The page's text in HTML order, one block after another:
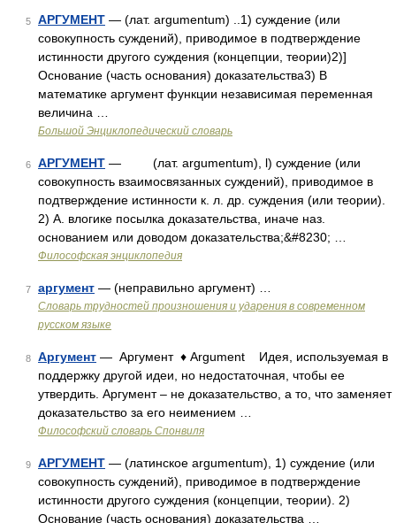
5 АРГУМЕНТ — (лат. argumentum) ..1) суждение (или
совокупность суждений), приводимое в подтверждение
истинности другого суждения (концепции, теории)2)]
Основание (часть основания) доказательства3) В
математике аргумент функции независимая переменная
величина …
Большой Энциклопедический словарь
6 АРГУМЕНТ — (лат. argumentum), l) суждение (или
совокупность взаимосвязанных суждений), приводимое в
подтверждение истинности к. л. др. суждения (или теории).
2) А. влогике посылка доказательства, иначе наз.
основанием или доводом доказательства;&#8230; …
Философская энциклопедия
7 аргумент — (неправильно аргумент) …
Словарь трудностей произношения и ударения в современном
русском языке
8 Аргумент — Аргумент ♦ Argument Идея, используемая в
поддержку другой идеи, но недостаточная, чтобы ее
утвердить. Аргумент – не доказательство, а то, что заменяет
доказательство за его неимением …
Философский словарь Спонвиля
9 АРГУМЕНТ — (латинское argumentum), 1) суждение (или
совокупность суждений), приводимое в подтверждение
истинности другого суждения (концепции, теории). 2)
Основание (часть основания) доказательства …